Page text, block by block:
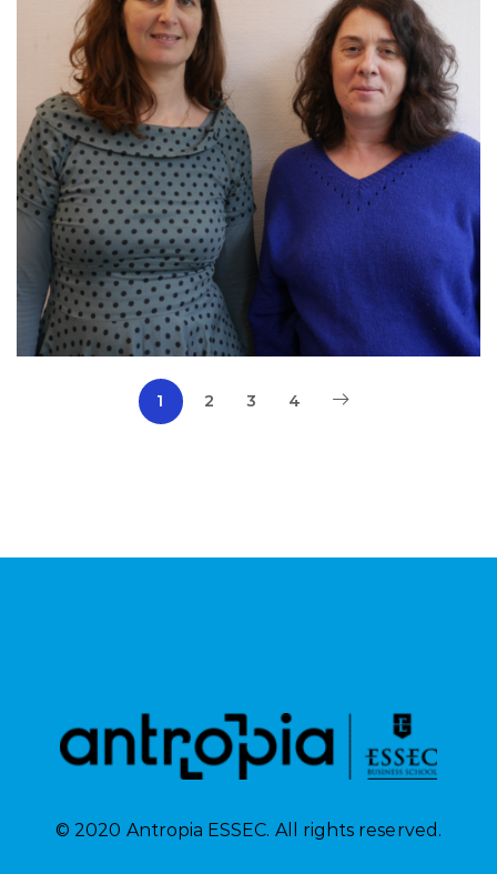
MAINTIEN DE L'AUTONOMIE, BIEN-VEILLIR,
AIDANCE
1 2 3 4
© 2020 Antropia ESSEC. All rights reserved.